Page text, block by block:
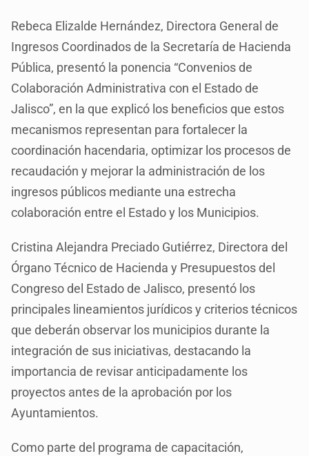
Rebeca Elizalde Hernández, Directora General de
Ingresos Coordinados de la Secretaría de Hacienda
Pública, presentó la ponencia “Convenios de
Colaboración Administrativa con el Estado de
Jalisco”, en la que explicó los beneficios que estos
mecanismos representan para fortalecer la
coordinación hacendaria, optimizar los procesos de
recaudación y mejorar la administración de los
ingresos públicos mediante una estrecha
colaboración entre el Estado y los Municipios.
Cristina Alejandra Preciado Gutiérrez, Directora del
Órgano Técnico de Hacienda y Presupuestos del
Congreso del Estado de Jalisco, presentó los
principales lineamientos jurídicos y criterios técnicos
que deberán observar los municipios durante la
integración de sus iniciativas, destacando la
importancia de revisar anticipadamente los
proyectos antes de la aprobación por los
Ayuntamientos.
Como parte del programa de capacitación,